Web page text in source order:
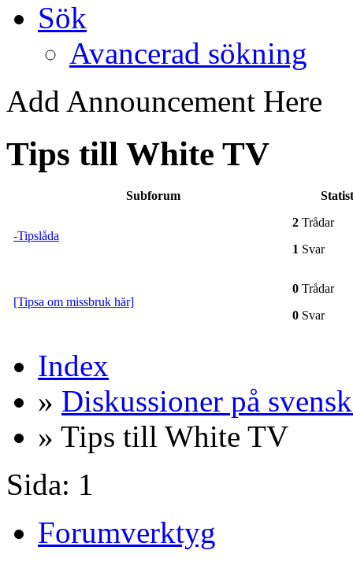
Sök
Avancerad sökning
Add Announcement Here
Tips till White TV
Subforum
-Tipslåda
2 Trådar
1 Svar
[Tipsa om missbruk här]
0 Trådar
0 Svar
Index
» Diskussioner på
» Tips till White TV
Sida: 1
Forumverktyg